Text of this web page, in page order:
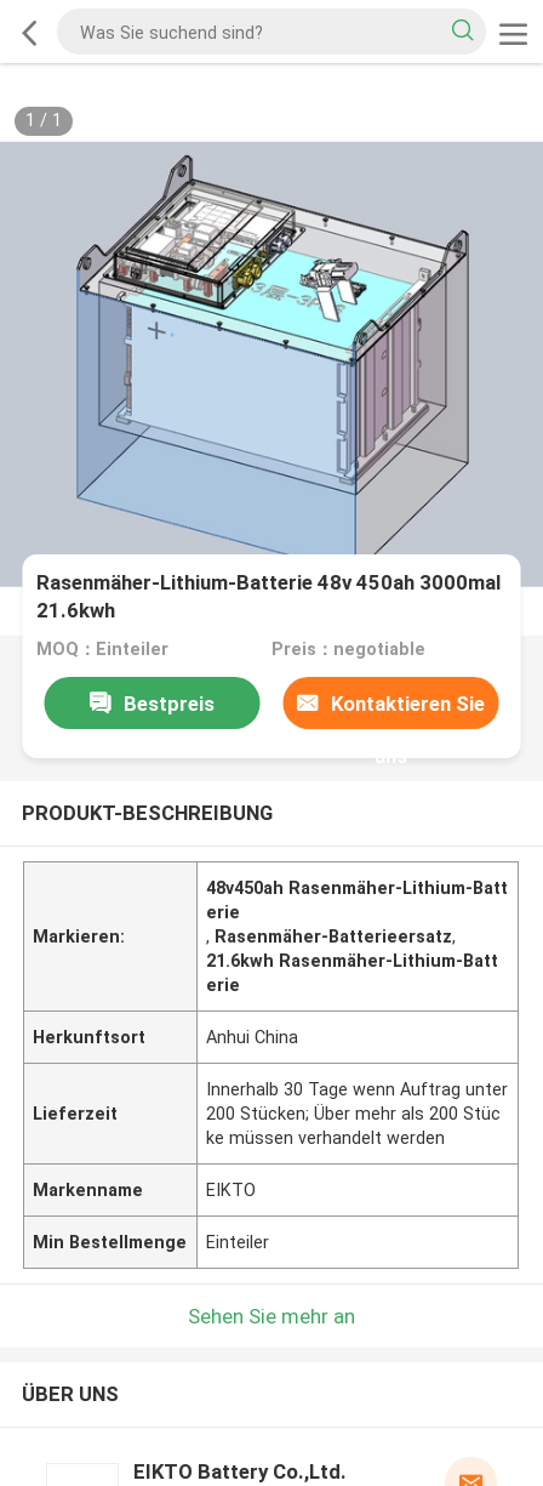
1 / 1
Rasenmäher-Lithium-Batterie 48v 450ah 3000mal
21.6kwh
MOQ：Einteiler Preis：negotiable
Bestpreis Kontaktieren Sie
uns
PRODUKT-BESCHREIBUNG
Markieren:
48v450ah Rasenmäher-Lithium-Batt
erie
, Rasenmäher-Batterieersatz,
21.6kwh Rasenmäher-Lithium-Batt
erie
Herkunftsort Anhui China
Lieferzeit
Innerhalb 30 Tage wenn Auftrag unter
200 Stücken; Über mehr als 200 Stüc
ke müssen verhandelt werden
Markenname EIKTO
Min Bestellmenge Einteiler
Sehen Sie mehr an
ÜBER UNS
EIKTO Battery Co.,Ltd.